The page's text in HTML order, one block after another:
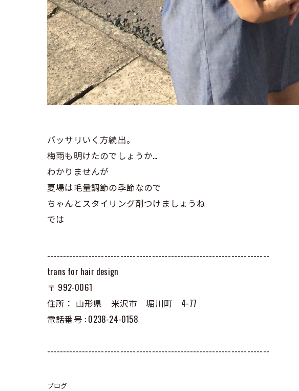
バッサリいく方続出。
梅雨も明けたのでしょうか…
わかりませんが
夏場は毛量調節の季節なので
ちゃんとスタイリング剤つけましょうね
では
----------------------------------------------------------------------
trans for hair design
〒 992-0061
住所： 山形県 米沢市 堀川町 4-77
電話番号 : 0238-24-0158
----------------------------------------------------------------------
ブログ